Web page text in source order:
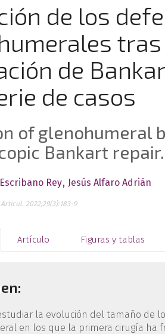
de los
de
de casos
of glenohumeral
Bankart
Rey Jesús Alfaro Adrián
2022;29(3):183-9
Artículo Figuras y tablas
la evolución del tamaño de
en los que la primera cirugía ha